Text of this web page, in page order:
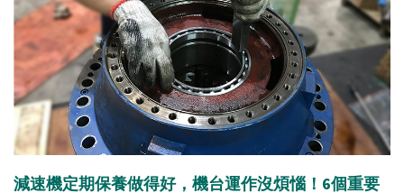
減速機定期保養做得好，機台運作沒煩惱！6個重要